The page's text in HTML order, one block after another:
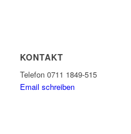
KONTAKT
Telefon 0711 1849-515
Email schreiben